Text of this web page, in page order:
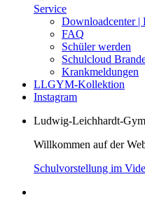
Service
Downloadcenter |
FAQ
Schüler werden
Schulcloud
Krankmeldungen
LLGYM-Kollektion
Instagram
Ludwig-Leichhardt-
Willkommen auf der
Schulvorstellung im